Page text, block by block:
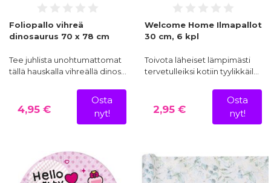
Foliopallo vihreä
dinosaurus 70 x 78 cm
Tee juhlista unohtumattomat
tällä hauskalla vihreällä dinos…
4,95 €
Osta
nyt!
Welcome Home Ilmapallot
30 cm, 6 kpl
Toivota läheiset lämpimästi
tervetulleiksi kotiin tyylikkäil…
2,95 €
Osta
nyt!